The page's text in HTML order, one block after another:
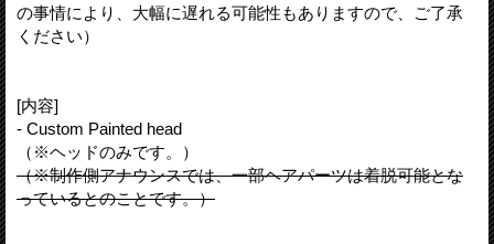
の事情により、大幅に遅れる可能性もありますので、ご了承
ください）
[内容]
- Custom Painted head
（※ヘッドのみです。）
（※制作側アナウンスでは、一部ヘアパーツは着脱可能とな
っているとのことです。）